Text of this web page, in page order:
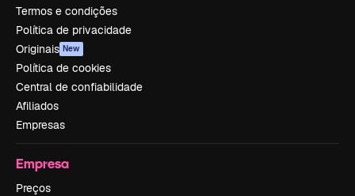
Termos e condições
Política de privacidade
Originais New
Política de cookies
Central de confiabilidade
Afiliados
Empresas
Empresa
Preços